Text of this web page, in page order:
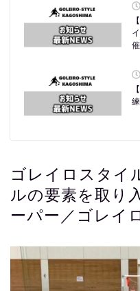
ゴレイロスタイ
ルの要素を取り
ーパー／ゴレイ